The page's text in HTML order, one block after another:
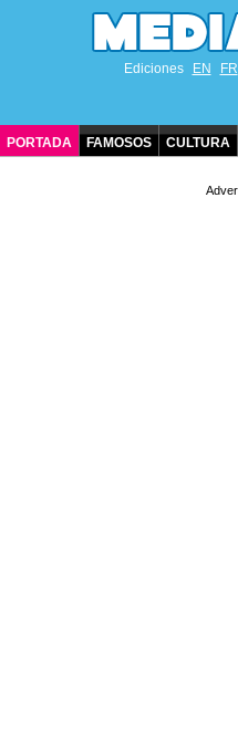
Ediciones EN FR
PORTADA FAMOSOS CULTURA